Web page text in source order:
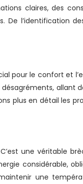
claires, des
De l’identification
pour le confort et
allant
plus en détail les
une véritable
considérable,
une